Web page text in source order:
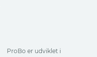
ProBo er udviklet i